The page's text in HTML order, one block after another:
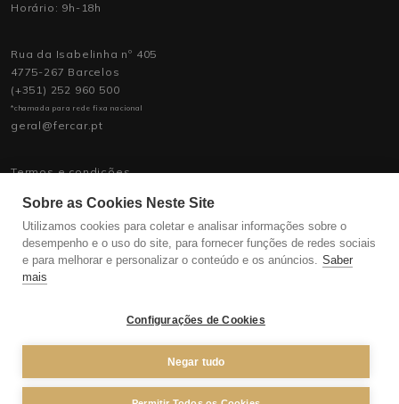
Horário: 9h-18h
Rua da Isabelinha nº 405
4775-267 Barcelos
(+351) 252 960 500
*chamada para rede fixa nacional
geral@fercar.pt
Termos e condições
Política de Assistência
Recrutamento
Sobre as Cookies Neste Site
Utilizamos cookies para coletar e analisar informações sobre o
desempenho e o uso do site, para fornecer funções de redes sociais
e para melhorar e personalizar o conteúdo e os anúncios. Saber
mais
Configurações de Cookies
Negar tudo